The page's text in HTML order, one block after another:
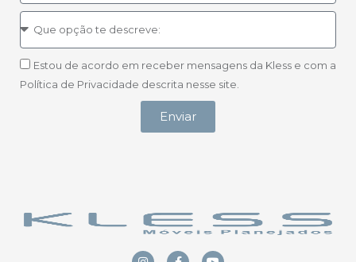
Estou de acordo em receber mensagens da Kless e com a
Política de Privacidade descrita nesse site.
Enviar